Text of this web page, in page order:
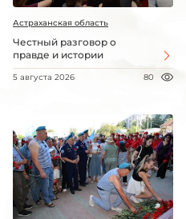
Астраханская область
Честный разговор о
правде и истории
5 августа 2026 80